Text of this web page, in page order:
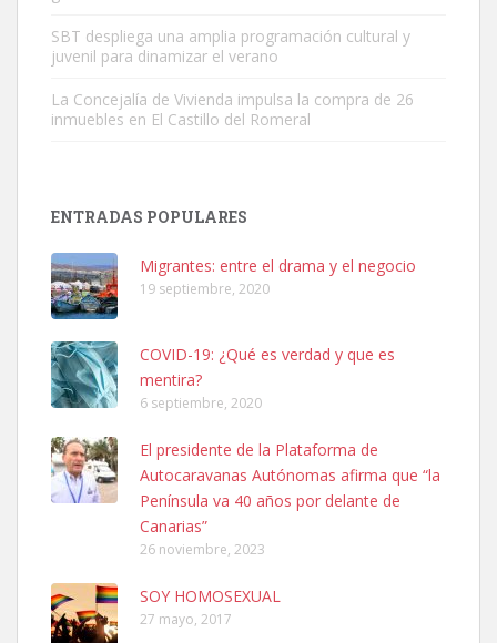
Leales.org » Gran Canaria
SHIBA PERDIDO AVDA JOSE MESA Y LOPEZ
PERRO MACHO RAZA SHIBA CON MICROCHIP PERDIDO HOY
06/07/2025 ZONA MESA Y LOPEZ. ES MUY ASUSTADIZO
Leales.org » Gran Canaria
6.7.2025
SBT despliega una amplia programación cultural y
juvenil para dinamizar el verano
La Concejalía de Vivienda impulsa la compra de 26
inmuebles en El Castillo del Romeral
ENTRADAS POPULARES
Migrantes: entre el drama y el negocio
19 septiembre, 2020
COVID-19: ¿Qué es verdad y que es
mentira?
6 septiembre, 2020
El presidente de la Plataforma de
Autocaravanas Autónomas afirma que “la
Península va 40 años por delante de
Canarias”
26 noviembre, 2023
SOY HOMOSEXUAL
27 mayo, 2017